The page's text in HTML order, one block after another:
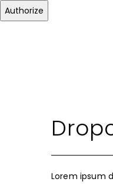
Authorize
Lorem ipsum